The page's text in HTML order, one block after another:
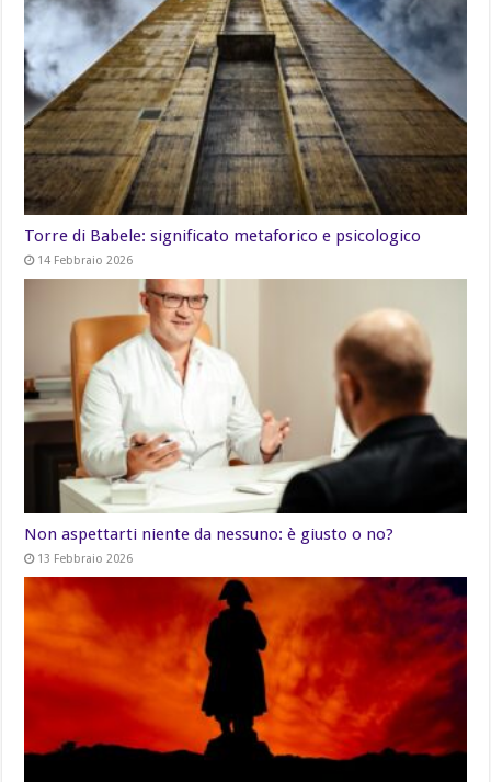
Torre di Babele: significato metaforico e psicologico
14 Febbraio 2026
Non aspettarti niente da nessuno: è giusto o no?
13 Febbraio 2026